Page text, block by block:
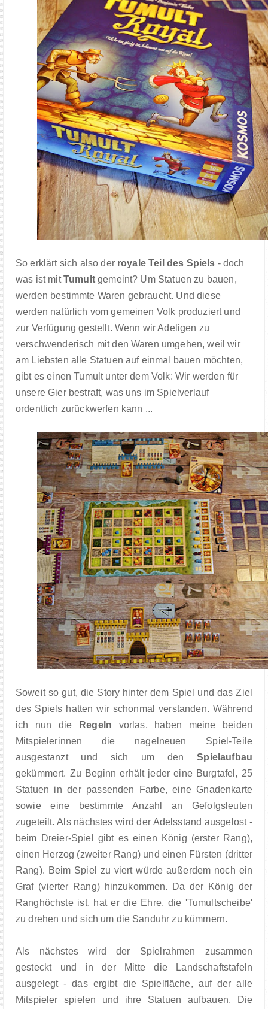
So erklärt sich also der royale Teil des Spiels - doch
was ist mitTumultgemeint? Um Statuen zu bauen,
werden bestimmte Waren gebraucht. Und diese
werden natürlich vom gemeinen Volk produziert und
zur Verfügung gestellt. Wenn wir Adeligen zu
verschwenderisch mit den Waren umgehen, weil wir
am Liebsten alle Statuen auf einmal bauen möchten,
gibt es einen Tumult unter dem Volk: Wir werden für
unsere Gier bestraft, was uns im Spielverlauf
ordentlich zurückwerfen kann ...
Soweit so gut, die Story hinter dem Spiel und das Ziel
des Spiels hatten wir schonmal verstanden. Während
ich nun die
Regeln vorlas, haben meine beiden
Mitspielerinnen die nagelneuen Spiel-Teile
ausgestanzt und sich um denSpielaufbau
gekümmert. Zu Beginn erhält jeder eine Burgtafel, 25
Statuen in der passenden Farbe, eine Gnadenkarte
sowie eine bestimmte Anzahl an Gefolgsleuten
zugeteilt. Als nächstes wird der Adelsstand ausgelost -
beim Dreier-Spiel gibt es einen König (erster Rang),
einen Herzog (zweiter Rang) und einen Fürsten (dritter
Rang). Beim Spiel zu viert würde außerdem noch ein
Graf (vierter Rang) hinzukommen. Da der König der
Ranghöchste ist, hat er die Ehre, die 'Tumultscheibe'
zu drehen und sich um die Sanduhr zu kümmern.
Als nächstes wird der Spielrahmen zusammen
gesteckt und in der Mitte die Landschaftstafeln
ausgelegt - das ergibt die Spielfläche, auf der alle
Mitspieler spielen und ihre Statuen aufbauen. Die